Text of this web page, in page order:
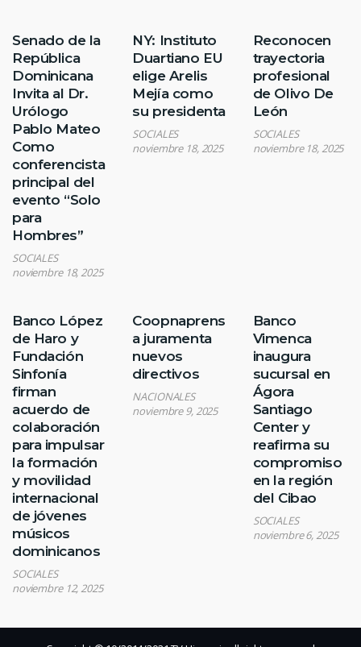
Senado de la
República
Dominicana
Invita al Dr.
Urólogo
Pablo Mateo
Como
conferencista
principal del
evento “Solo
para
Hombres”
SOCIALES
noviembre 18, 2025
NY: Instituto
Duartiano EU
elige Arelis
Mejía como
su presidenta
SOCIALES
noviembre 18, 2025
Reconocen
trayectoria
profesional
de Olivo De
León
SOCIALES
noviembre 18, 2025
Banco López
de Haro y
Fundación
Sinfonía
firman
acuerdo de
colaboración
para impulsar
la formación
y movilidad
internacional
de jóvenes
músicos
dominicanos
SOCIALES
noviembre 12, 2025
Coopnaprens
a juramenta
nuevos
directivos
NACIONALES
noviembre 9, 2025
Banco
Vimenca
inaugura
sucursal en
Ágora
Santiago
Center y
reafirma su
compromiso
en la región
del Cibao
SOCIALES
noviembre 6, 2025